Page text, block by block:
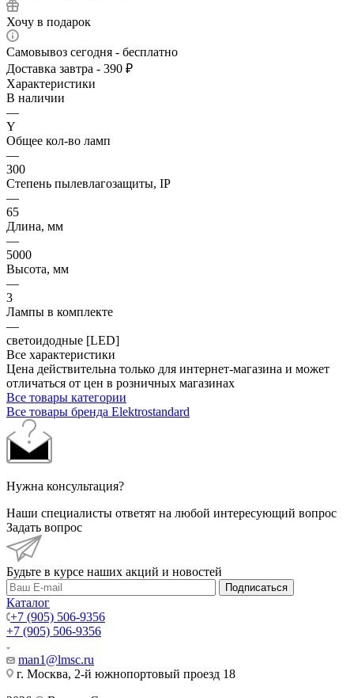
Хочу в подарок
Самовывоз сегодня - бесплатно
Доставка завтра - 390 ₽
Характеристики
В наличии
—
Y
Общее кол-во ламп
—
300
Степень пылевлагозащиты, IP
—
65
Длина, мм
—
5000
Высота, мм
—
3
Лампы в комплекте
—
светоидодные [LED]
Все характеристики
Цена действительна только для интернет-магазина и может
отличаться от цен в розничных магазинах
Все товары категории
Все товары бренда Elektrostandard
Нужна консультация?
Наши специалисты ответят на любой интересующий вопрос
Задать вопрос
Будьте в курсе наших акций и новостей
Подписаться
Каталог
+7 (905) 506-9356
+7 (905) 506-9356
man1@lmsc.ru
г. Москва, 2-й южнопортовый проезд 18